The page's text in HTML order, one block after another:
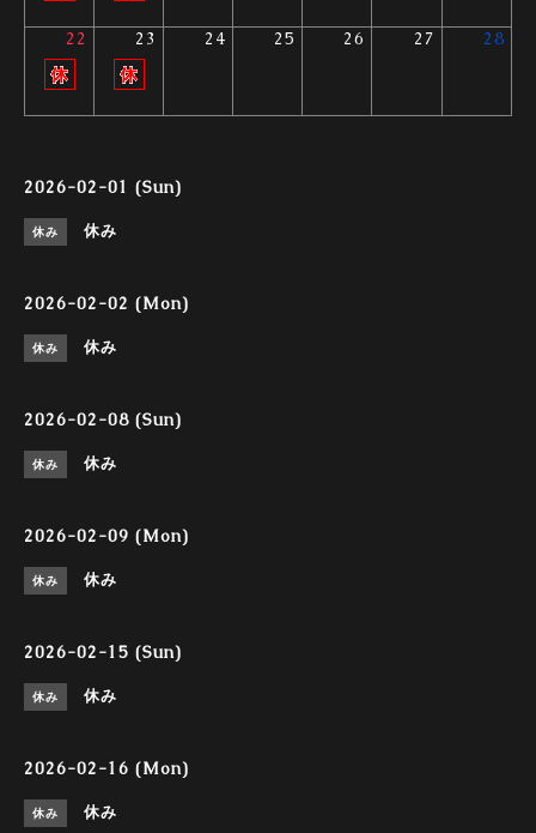
22 23 24 25 26 27 28
2026-02-01 (Sun)
休み 休み
2026-02-02 (Mon)
休み 休み
2026-02-08 (Sun)
休み 休み
2026-02-09 (Mon)
休み 休み
2026-02-15 (Sun)
休み 休み
2026-02-16 (Mon)
休み 休み